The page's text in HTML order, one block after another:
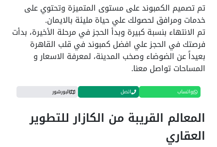
تم تصميم الكمبوند على مستوى المتميزة وتحتوي على
خدمات ومرافق لحصولك علي حياة مليئة بالايمان.
تم الانتهاء بنسبة كبيرة وبدأ الحجز في مرحلة الأخيرة، بدأت
فرصتك في الحجز علي افضل كمبوند في قلب القاهرة
بعيداً عن الضوضاء وصخب المدينة، لمعرفة الاسعار و
المساحات تواصل معنا.
واتساب اتصل البورشور
المعالم القريبة من الكازار للتطوير
العقاري